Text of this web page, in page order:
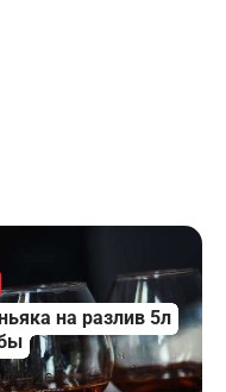
на разлив 5л